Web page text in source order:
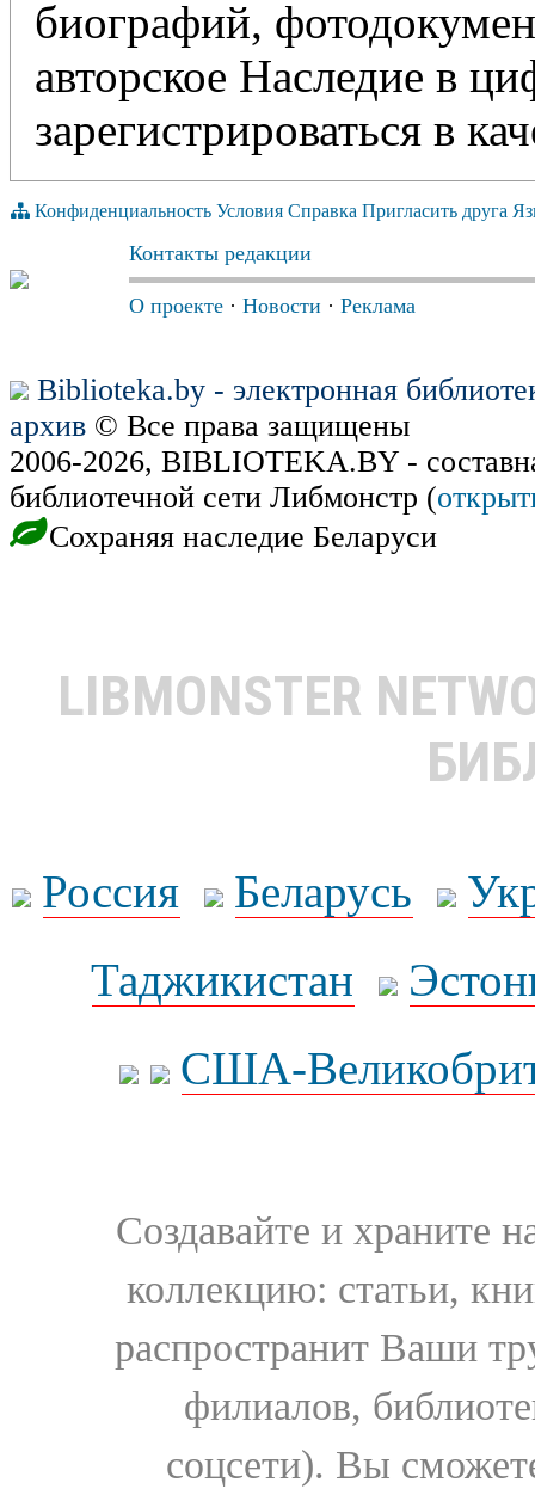
биографий,
авторское Наследие в
зарегистрироваться в
Конфиденциальность Условия Справка Пригласить друга
Контакты редакции
О проекте · Новости · Реклама
Biblioteka.by - электронная
архив © Все права защищены
2006-2026, BIBLIOTEKA.BY -
библиотечной сети Либмонстр (
Сохраняя наследие Беларуси
LIBMONSTER
Россия Беларусь
Таджикистан
США-
Создавайте и храните
коллекцию: статьи,
распространит Ваши
филиалов,
соцсети). Вы